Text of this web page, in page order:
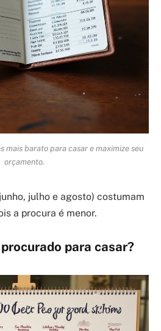
mais barato para casar e maximize seu
orçamento.
julho e agosto) costumam
a procura é menor.
para casar?